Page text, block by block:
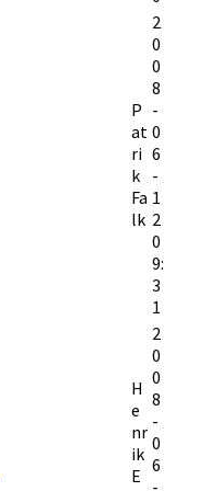
P
at
ri
k
Fa
lk
2
0
0
8
-
0
6
-
1
2
0
9:
3
1
H
e
nr
ik
E
2
0
0
8
-
0
6
-